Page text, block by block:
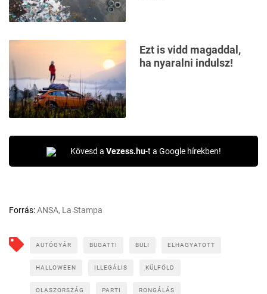
Ezt is vidd magaddal,
ha nyaralni indulsz!
Kövesd a Vezess.hu-t a Google hírekben!
Forrás:ANSA, La Stampa
AUTÓGYÁR BUGATTI BULI ELHAGYATOTT
HALLOWEEN ILLEGÁLIS KÜLFÖLD
OLASZORSZÁG PARTI RONGÁLÁS